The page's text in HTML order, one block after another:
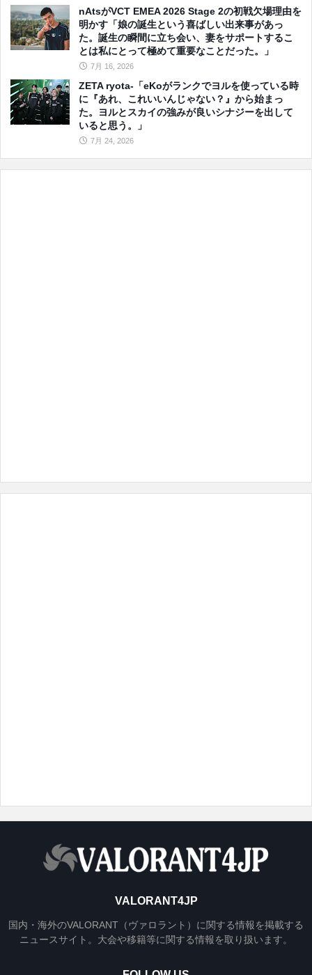
nAtsがVCT EMEA 2026 Stage 2の初戦欠場理由を
明かす「娘の誕生という喜ばしい出来事があっ
た。誕生の瞬間に立ち会い、妻をサポートするこ
とは私にとって極めて重要なことだった。」
7月 16, 2026
ZETA ryota-「eKoがランクでヨルを使っている時
に『あれ、これいいんじゃない？』から始まっ
た。ヨルとスカイの強みが良いシナジーを出して
いると思う。」
7月 24, 2026
VALORANT4JP
国内・海外のVALORANT（ヴァロラント）に関する情報を掲載する
ニュースサイト。大会や移籍等に関する情報を取り扱います。